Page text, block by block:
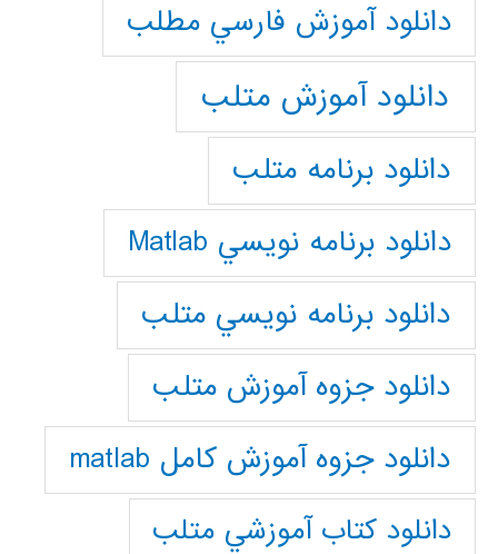
دانلود آموزش فارسي مطلب
دانلود آموزش متلب
دانلود برنامه متلب
دانلود برنامه نويسي Matlab
دانلود برنامه نويسي متلب
دانلود جزوه آموزش متلب
دانلود جزوه آموزش کامل matlab
دانلود كتاب آموزشي متلب